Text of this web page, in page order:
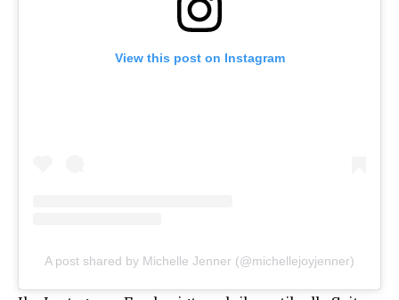
View this post on Instagram
A post shared by Michelle Jenner (@michellejoyjenner)